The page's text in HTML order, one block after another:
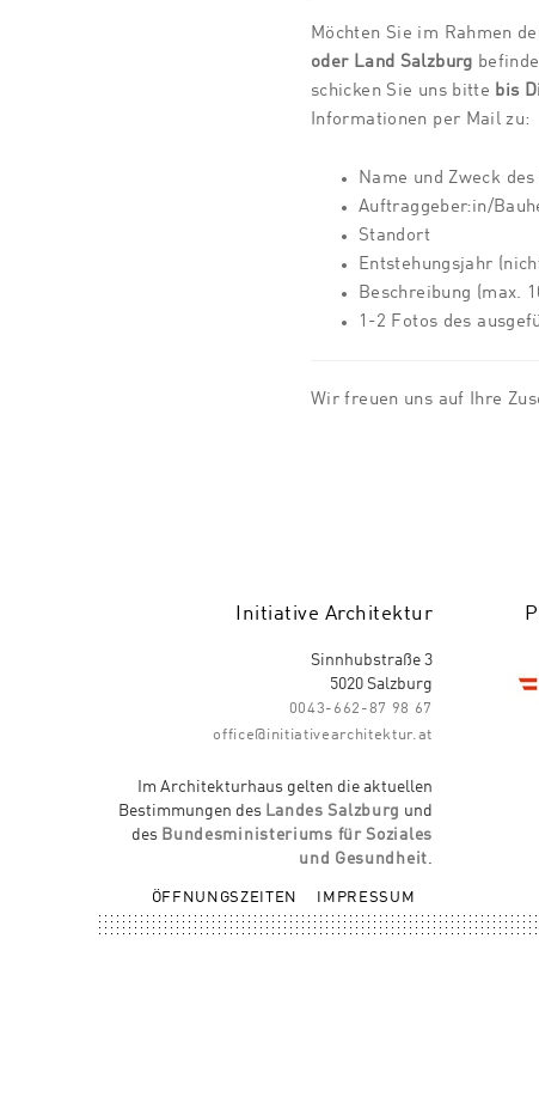
Möchten Sie im Rahmen
oder Land Salzburg
schicken Sie uns bitte bis
Informationen per Mail zu:
Name und Zweck
Auftraggeber:in/
Standort
Entstehungsjahr
Beschreibung (max.
1-2 Fotos des
Wir freuen uns auf Ihre
Initiative Architektur
Sinnhubstraße 3
5020 Salzburg
0043-662-87 98 67
office@initiativearchitektur.at
Im Architekturhaus gelten die aktuellen
Bestimmungen des Landes Salzburg und
des Bundesministeriums für Soziales
und Gesundheit.
ÖFFNUNGSZEITEN
IMPRESSUM